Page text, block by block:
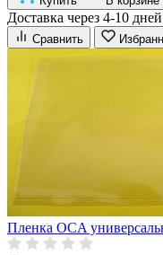
Доставка через 4-10 дней
Сравнить
Пленка OCA